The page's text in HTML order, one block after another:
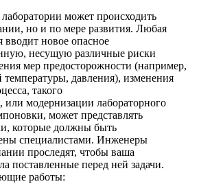
может происходить
но и по мере развития. Любая
вводит новое опасное
несущую различные риски
мер предосторожности (например,
давления), изменения
такого
или модернизации лабораторного
может представлять
которые должны быть
специалистами. Инженеры
проследят, чтобы ваша
поставленные перед ней задачи.
работы: